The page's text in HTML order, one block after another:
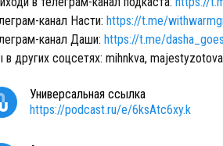
канал Насти: https://t.me/
канал Даши: https://t.me/
других соцсетях: mihnkva, majestyzotova
Универсальная ссылка
https://podcast.ru/e/6ksAtc6xy.k